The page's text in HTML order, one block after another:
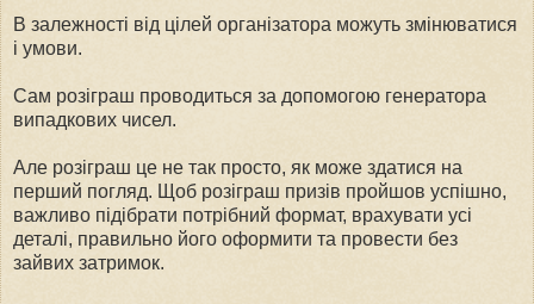
В залежності від цілей організатора можуть змінюватися
і умови.
Сам розіграш проводиться за допомогою генератора
випадкових чисел.
Але розіграш це не так просто, як може здатися на
перший погляд. Щоб розіграш призів пройшов успішно,
важливо підібрати потрібний формат, врахувати усі
деталі, правильно його оформити та провести без
зайвих затримок.